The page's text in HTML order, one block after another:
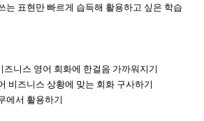
는 표현만 빠르게 습득해 활용하고 싶은 학습
즈니스 영어 회화에 한걸음 가까워지기
비즈니스 상황에 맞는 회화 구사하기
에서 활용하기